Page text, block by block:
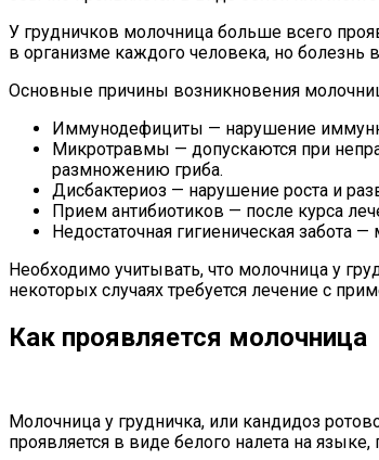
У грудничков молочница больше всего
в организме каждого человека, но
Основные причины возникновения
Иммунодефициты — нарушение
Микротравмы — допускаются при
размножению гриба.
Дисбактериоз — нарушение роста и
Прием антибиотиков — после курса
Недостаточная гигиеническая забота
Необходимо учитывать, что молочница у
некоторых случаях требуется лечение с
Как проявляется молочница
Молочница у грудничка, или кандидоз
проявляется в виде белого налета на